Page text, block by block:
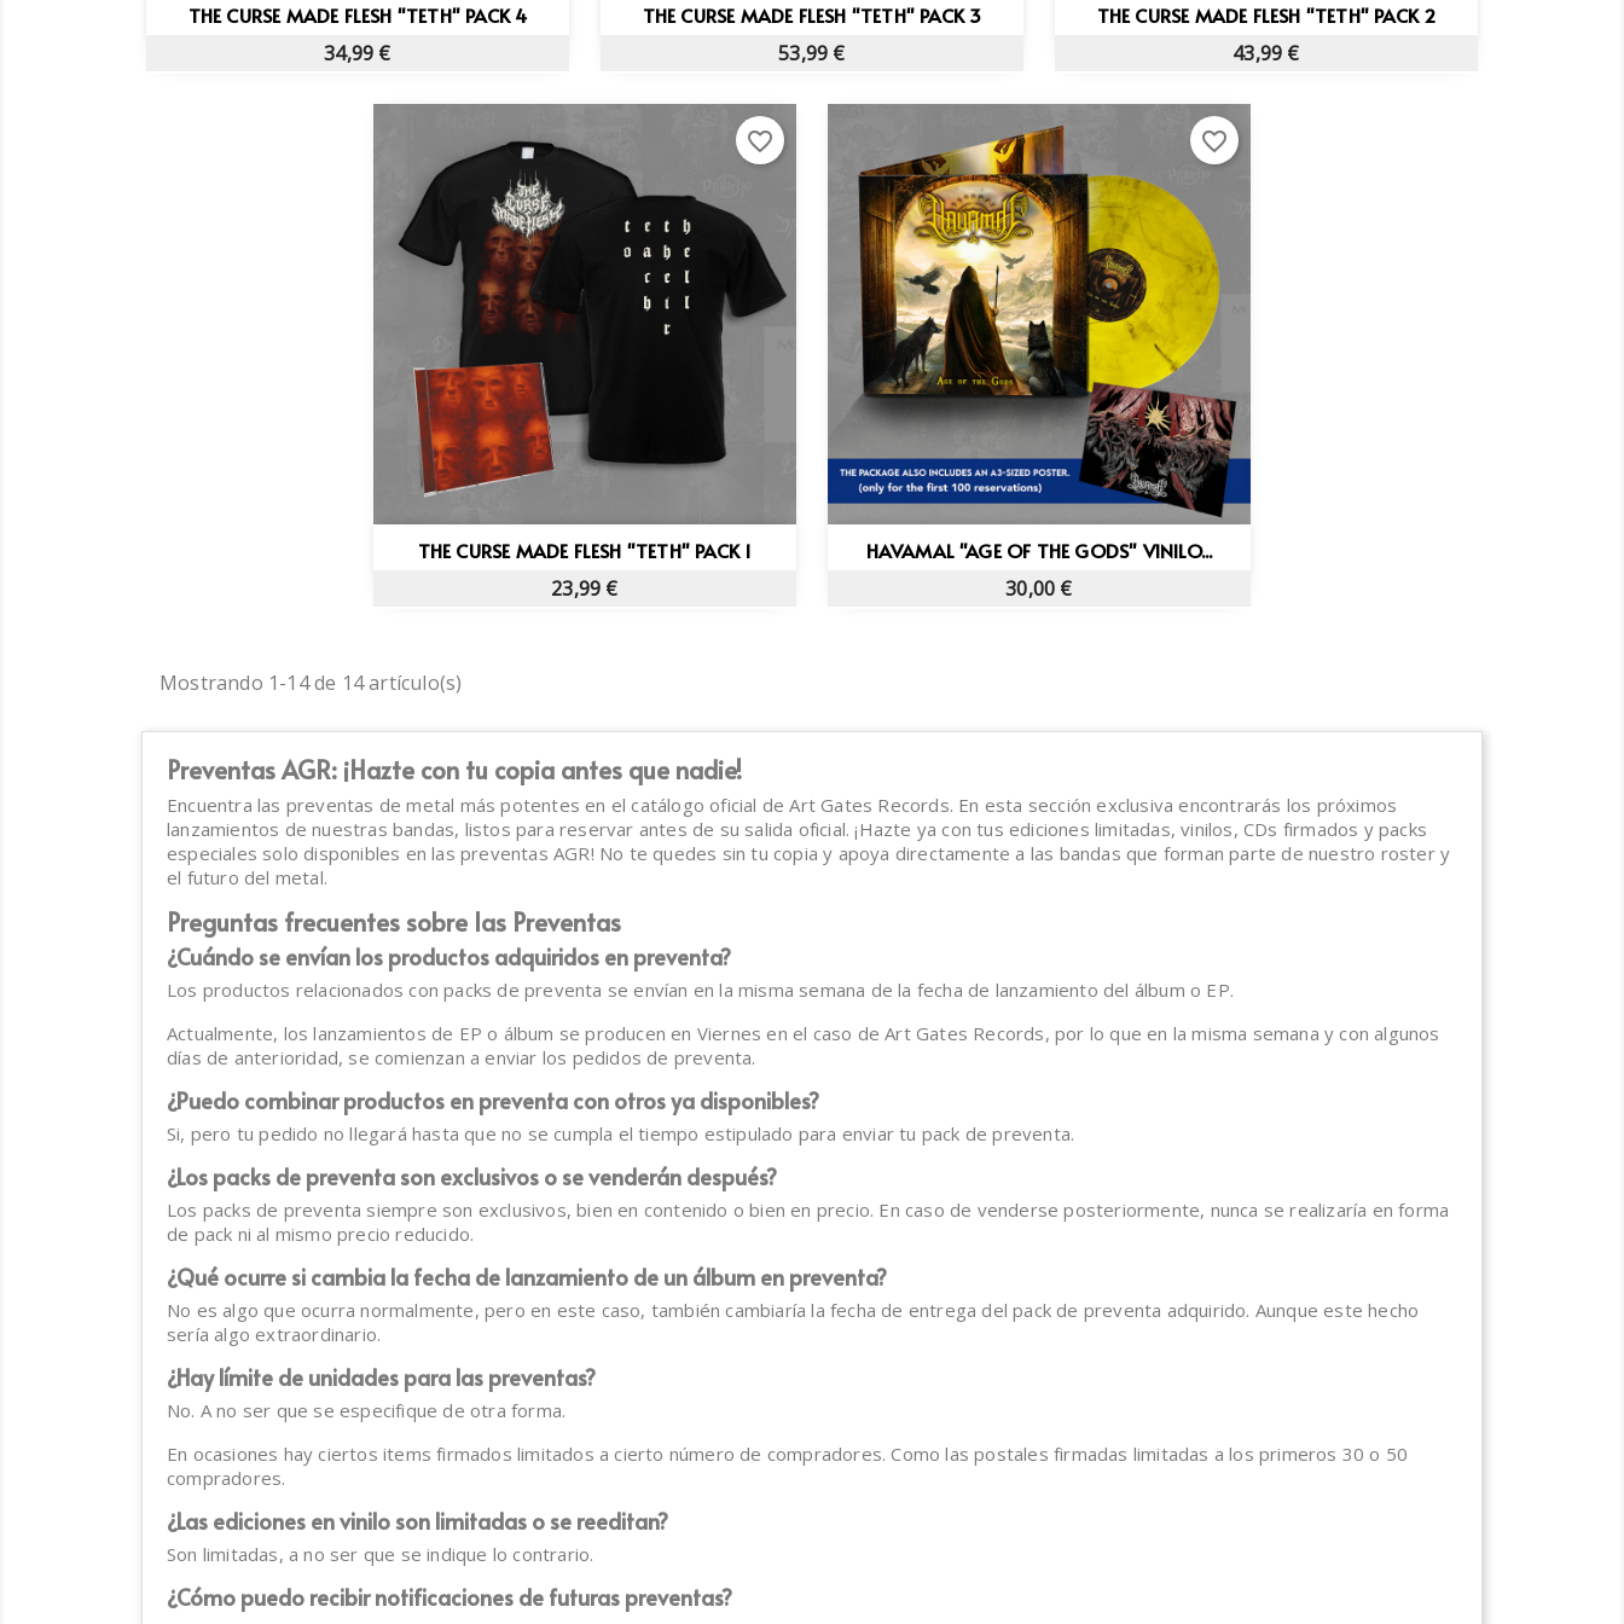
THE CURSE MADE FLESH "TETH" PACK 4
34,99 €
Vista rápida THE CURSE MADE FLESH "TETH" PACK 3
53,99 €
Vista rápida THE CURSE MADE FLESH "TETH" PACK 2
43,99 €
Vista rápida
THE CURSE MADE FLESH "TETH" PACK 1
23,99 €
Vista rápida
favorite_border
HAVAMAL "AGE OF THE GODS" VINILO...
30,00 €
Vista rápida
favorite_border
Mostrando 1-14 de 14 artículo(s)
Preventas AGR: ¡Hazte con tu copia antes que nadie!
Encuentra las preventas de metal más potentes en el catálogo oficial de Art Gates Records. En esta sección exclusiva encontrarás los próximos
lanzamientos de nuestras bandas, listos para reservar antes de su salida oficial. ¡Hazte ya con tus ediciones limitadas, vinilos, CDs firmados y packs
especiales solo disponibles en las preventas AGR! No te quedes sin tu copia y apoya directamente a las bandas que forman parte de nuestro roster y
el futuro del metal.
Preguntas frecuentes sobre las Preventas
¿Cuándo se envían los productos adquiridos en preventa?
Los productos relacionados con packs de preventa se envían en la misma semana de la fecha de lanzamiento del álbum o EP.
Actualmente, los lanzamientos de EP o álbum se producen en Viernes en el caso de Art Gates Records, por lo que en la misma semana y con algunos
días de anterioridad, se comienzan a enviar los pedidos de preventa.
¿Puedo combinar productos en preventa con otros ya disponibles?
Si, pero tu pedido no llegará hasta que no se cumpla el tiempo estipulado para enviar tu pack de preventa.
¿Los packs de preventa son exclusivos o se venderán después?
Los packs de preventa siempre son exclusivos, bien en contenido o bien en precio. En caso de venderse posteriormente, nunca se realizaría en forma
de pack ni al mismo precio reducido.
¿Qué ocurre si cambia la fecha de lanzamiento de un álbum en preventa?
No es algo que ocurra normalmente, pero en este caso, también cambiaría la fecha de entrega del pack de preventa adquirido. Aunque este hecho
sería algo extraordinario.
¿Hay límite de unidades para las preventas?
No. A no ser que se especifique de otra forma.
En ocasiones hay ciertos items firmados limitados a cierto número de compradores. Como las postales firmadas limitadas a los primeros 30 o 50
compradores.
¿Las ediciones en vinilo son limitadas o se reeditan?
Son limitadas, a no ser que se indique lo contrario.
¿Cómo puedo recibir notificaciones de futuras preventas?